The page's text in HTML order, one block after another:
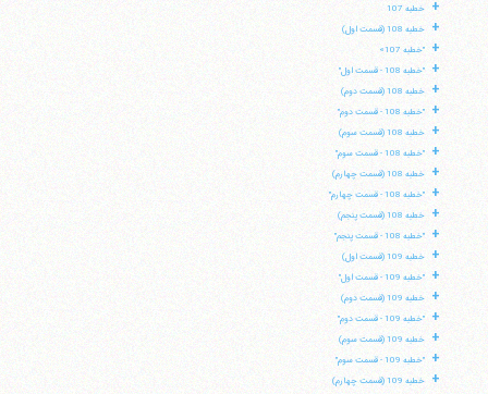
+ خطبه 107
+ خطبه 108 (قسمت اول)
+ "خطبه 107»
+ "خطبه 108 - قسمت اول"
+ خطبه 108 (قسمت دوم)
+ "خطبه 108 - قسمت دوم"
+ خطبه 108 (قسمت سوم)
+ "خطبه 108 - قسمت سوم"
+ خطبه 108 (قسمت چهارم)
+ "خطبه 108 - قسمت چهارم"
+ خطبه 108 (قسمت پنجم)
+ "خطبه 108 - قسمت پنجم"
+ خطبه 109 (قسمت اول)
+ "خطبه 109 - قسمت اول"
+ خطبه 109 (قسمت دوم)
+ "خطبه 109 - قسمت دوم"
+ خطبه 109 (قسمت سوم)
+ "خطبه 109 - قسمت سوم"
+ خطبه 109 (قسمت چهارم)